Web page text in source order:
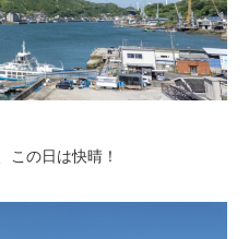
この日は快晴！